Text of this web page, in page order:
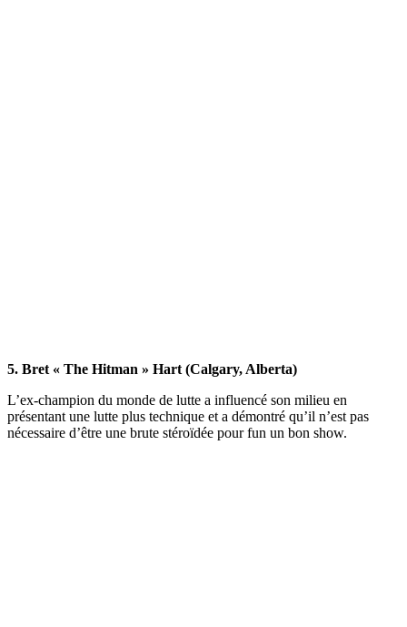
5. Bret « The Hitman » Hart (Calgary, Alberta)
L’ex-champion du monde de lutte a influencé son milieu en
présentant une lutte plus technique et a démontré qu’il n’est pas
nécessaire d’être une brute stéroïdée pour fun un bon show.